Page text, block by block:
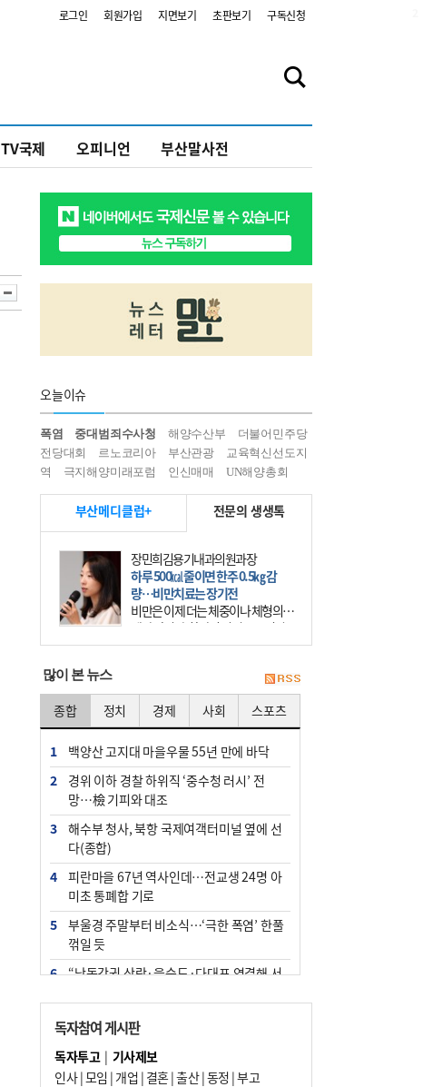
로그인 회원가입 지면보기 초판보기 구독신청
TV국제 오피니언 부산말사전
오늘이슈
폭염 중대범죄수사청 해양수산부
더불어민주당
전당대회
르노코리아 부산관광
교육혁신선도지
역
극지해양미래포럼 인신매매 UN해양총회
부산메디클럽+ 전문의 생생톡
장민희김용기내과의원과장
하루 500㎉ 줄이면 한주 0.5㎏ 감
량…비만치료는 장기전
비만은 이제 더는 체중이나 체형의 문
제가 아니다. 하나의 질병으로 인지
하고 치료와 관리를 해야 한다. 세계
많이 본 뉴스
종합 정치 경제 사회 스포츠
1
백양산 고지대 마을우물 55년 만에 바닥
2
경위 이하 경찰 하위직 ‘중수청 러시’ 전
망…檢 기피와 대조
3
해수부 청사, 북항 국제여객터미널 옆에 선
다(종합)
4
피란마을 67년 역사인데…전교생 24명 아
미초 통폐합 기로
5
부울경 주말부터 비소식…‘극한 폭염’ 한풀
꺾일 듯
6
“낙동강권 삼락·을숙도·다대포 연결해 서
7
오늘의 날씨- 2026년 8월 7일
8
외국인 선원 ‘인신매매 경유지’ 된 부산…
우려가 현실로
독자참여 게시판
독자투고| 기사제보
인사|모임 | 개업 | 결혼|출산|동정 |부고